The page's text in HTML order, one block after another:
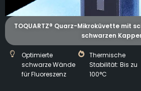
TOQUARTZ® Quarz-Mikroküvette mit
schwarzen
Optimierte
schwarze Wände
für Fluoreszenz
Thermische
Stabilität: Bis zu
100°C